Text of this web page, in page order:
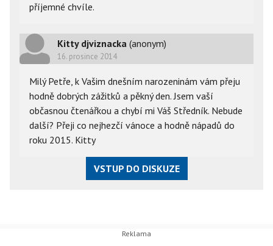
příjemné chvíle.
Kitty djviznacka (anonym)
16. prosince 2014
Milý Petře, k Vašim dnešním narozeninám vám přeju
hodně dobrých zážitků a pěkný den. Jsem vaší
občasnou čtenářkou a chybí mi Váš Středník. Nebude
další? Přeji co nejhezčí vánoce a hodně nápadů do
roku 2015. Kitty
VSTUP DO DISKUZE